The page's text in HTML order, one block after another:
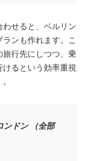
せると、ベルリン
ンも作れます。こ
行先にしつつ、乗
けるという効率重視
ドン （全部